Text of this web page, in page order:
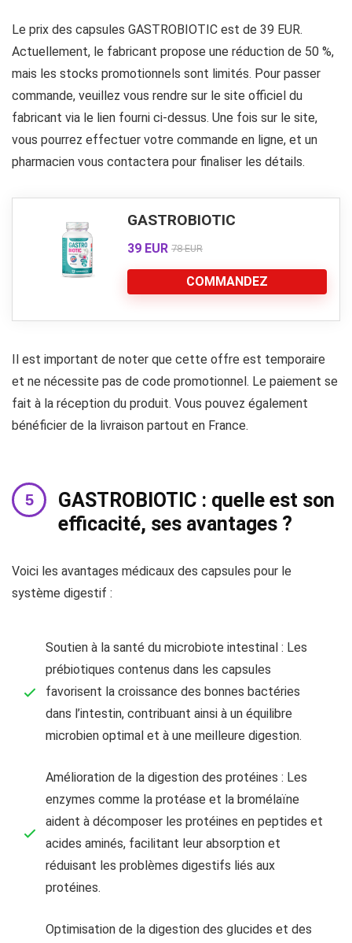
Le prix des capsules GASTROBIOTIC est de 39 EUR.
Actuellement, le fabricant propose une réduction de 50 %,
mais les stocks promotionnels sont limités. Pour passer
commande, veuillez vous rendre sur le site officiel du
fabricant via le lien fourni ci-dessus. Une fois sur le site,
vous pourrez effectuer votre commande en ligne, et un
pharmacien vous contactera pour finaliser les détails.
GASTROBIOTIC
39 EUR 78 EUR
COMMANDEZ
Il est important de noter que cette offre est temporaire
et ne nécessite pas de code promotionnel. Le paiement se
fait à la réception du produit. Vous pouvez également
bénéficier de la livraison partout en France.
GASTROBIOTIC : quelle est son
efficacité, ses avantages ?
Voici les avantages médicaux des capsules pour le
système digestif :
Soutien à la santé du microbiote intestinal : Les
prébiotiques contenus dans les capsules
favorisent la croissance des bonnes bactéries
dans l’intestin, contribuant ainsi à un équilibre
microbien optimal et à une meilleure digestion.
Amélioration de la digestion des protéines : Les
enzymes comme la protéase et la bromélaïne
aident à décomposer les protéines en peptides et
acides aminés, facilitant leur absorption et
réduisant les problèmes digestifs liés aux
protéines.
Optimisation de la digestion des glucides et des